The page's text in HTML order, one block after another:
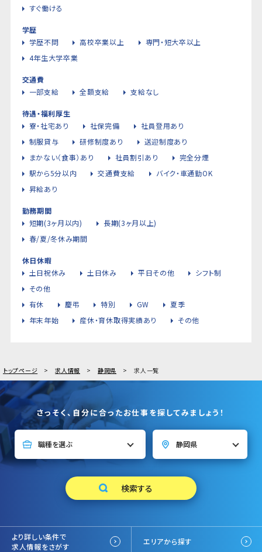
すぐ働ける
学歴
学歴不問
高校卒業以上
専門・短大卒以上
4年生大学卒業
交通費
一部支給
全額支給 支給なし
待遇・福利厚生
寮・社宅あり
社保完備
社員登用あり
制服貸与
研修制度あり
送迎制度あり
まかない（食事）あり
社員割引あり
完全分煙
駅から5分以内
交通費支給
バイク・車通勤OK
昇給あり
勤務期間
短期(3ヶ月以内)
長期(3ヶ月以上)
春/夏/冬休み期間
休日休暇
土日祝休み
土日休み 平日その他
シフト制
その他
有休
慶弔 特別 GW
夏季
年末年始
産休・育休取得実績あり その他
トップページ 求人情報 静岡県 求人一覧
さっそく、自分に合ったお仕事を探してみましょう！
より詳しい条件で
求人情報をさがす
エリアから探す